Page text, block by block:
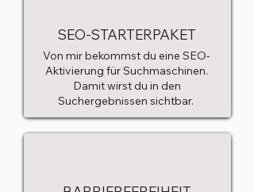
SEO-STARTERPAKET
Von mir bekommst du eine SEO-
Aktivierung für Suchmaschinen.
Damit wirst du in den
Suchergebnissen sichtbar.